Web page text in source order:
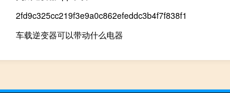
2fd9c325cc219f3e9a0c862efeddc3b4f7f838f1
车载逆变器可以带动什么电器